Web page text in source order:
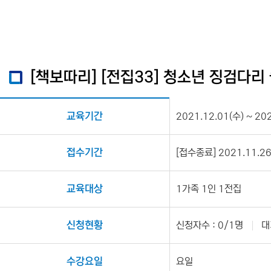
[책보따리] [전집33] 청소년 징검다
교육기간 2021.12.01(수) ~
접수기간 [접수종료]
교육대상 1가족 1인 1전집
신청현황 신청자수 : 0/1명
수강요일 요일